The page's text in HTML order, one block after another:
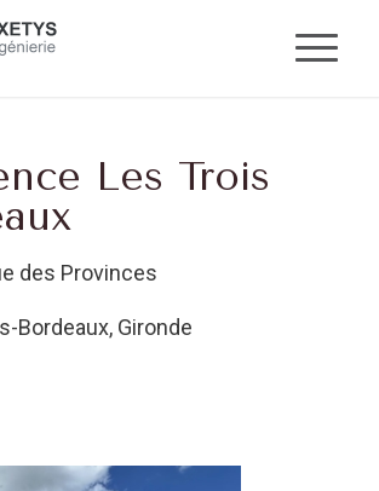
Les Trois
des Provinces
Bordeaux, Gironde